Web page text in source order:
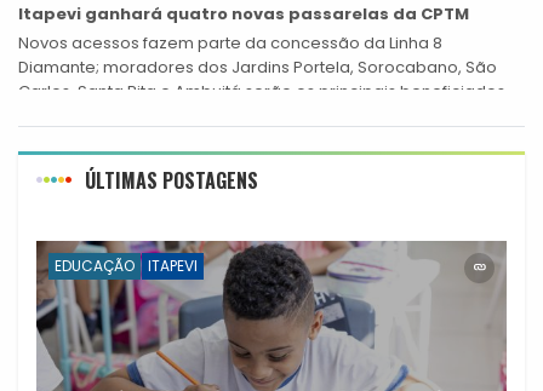
Itapevi ganhará quatro novas passarelas da CPTM
Novos acessos fazem parte da concessão da Linha 8
Diamante; moradores dos Jardins Portela, Sorocabano, São
Carlos, Santa Rita e Ambuitá serão os principais beneficiados
ÚLTIMAS POSTAGENS
EDUCAÇÃO ITAPEVI